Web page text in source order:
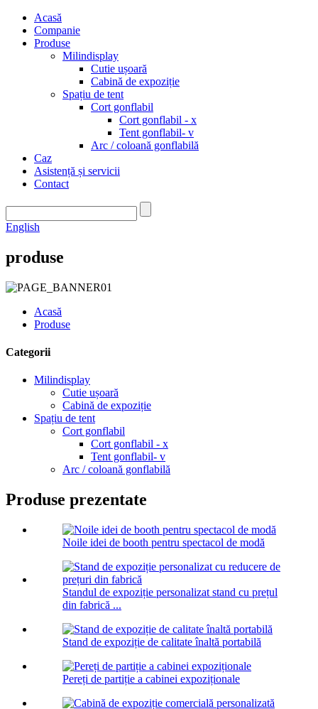
Acasă
Companie
Produse
Milindisplay
Cutie ușoară
Cabină de expoziție
Spațiu de tent
Cort gonflabil
Cort gonflabil - x
Tent gonflabil- v
Arc / coloană gonflabilă
Caz
Asistență și servicii
Contact
English
produse
Acasă
Produse
Categorii
Milindisplay
Cutie ușoară
Cabină de expoziție
Spațiu de tent
Cort gonflabil
Cort gonflabil - x
Tent gonflabil- v
Arc / coloană gonflabilă
Produse prezentate
Noile idei de booth pentru spectacol de modă
Standul de expoziție personalizat stand cu prețul
din fabrică ...
Stand de expoziție de calitate înaltă portabilă
Pereți de partiție a cabinei expoziționale